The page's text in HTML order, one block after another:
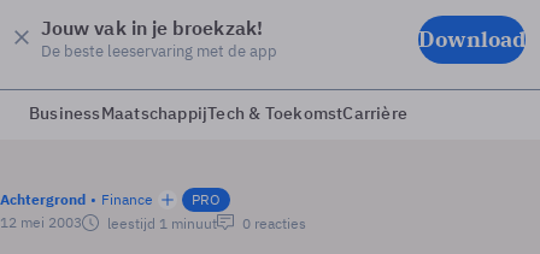
Jouw vak in je broekzak!
De beste leeservaring met de app Download
BusinessMaatschappijTech & ToekomstCarrière
Achtergrond Finance
PRO
12 mei 2003
leestijd 1 minuut 0 reacties